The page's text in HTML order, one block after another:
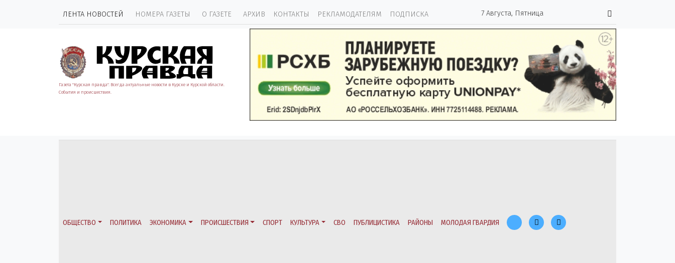
ЛЕНТА НОВОСТЕЙ НОМЕРА ГАЗЕТЫ О ГАЗЕТЕ АРХИВ КОНТАКТЫ РЕКЛАМОДАТЕЛЯМ ПОДПИСКА 7 Августа, Пятница
Газета "Курская правда". Всегда актуальные новости в Курске и Курской области.
События и происшествия.
ОБЩЕСТВО ПОЛИТИКА ЭКОНОМИКА ПРОИСШЕСТВИЯ СПОРТ КУЛЬТУРА СВО ПУБЛИЦИСТИКА РАЙОНЫ МОЛОДАЯ ГВАРДИЯ